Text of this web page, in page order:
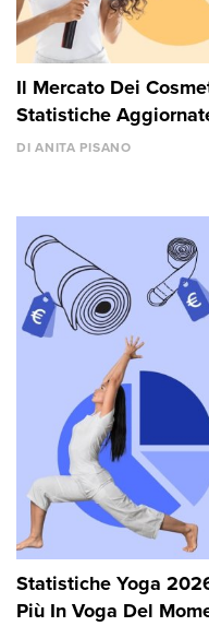
Il Mercato Dei
Statistiche
DI ANITA PISANO
Statistiche Yoga
Più In Voga Del